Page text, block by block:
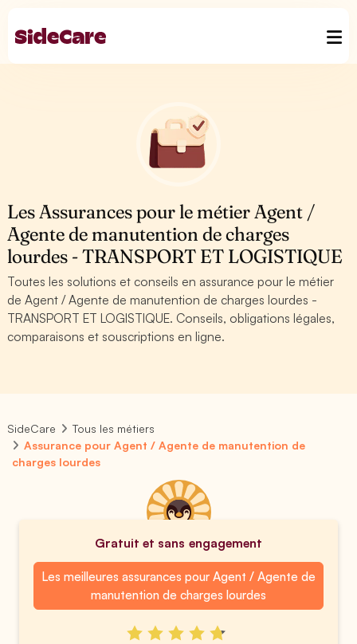
Les Assurances pour le métier Agent /
Agente de manutention de charges
lourdes - TRANSPORT ET LOGISTIQUE
Toutes les solutions et conseils en assurance pour le métier
de Agent / Agente de manutention de charges lourdes -
TRANSPORT ET LOGISTIQUE. Conseils, obligations légales,
comparaisons et souscriptions en ligne.
SideCare
Tous les métiers
Assurance pour Agent / Agente de manutention de
charges lourdes
Gratuit et sans engagement
Les meilleures assurances pour Agent / Agente de
manutention de charges lourdes